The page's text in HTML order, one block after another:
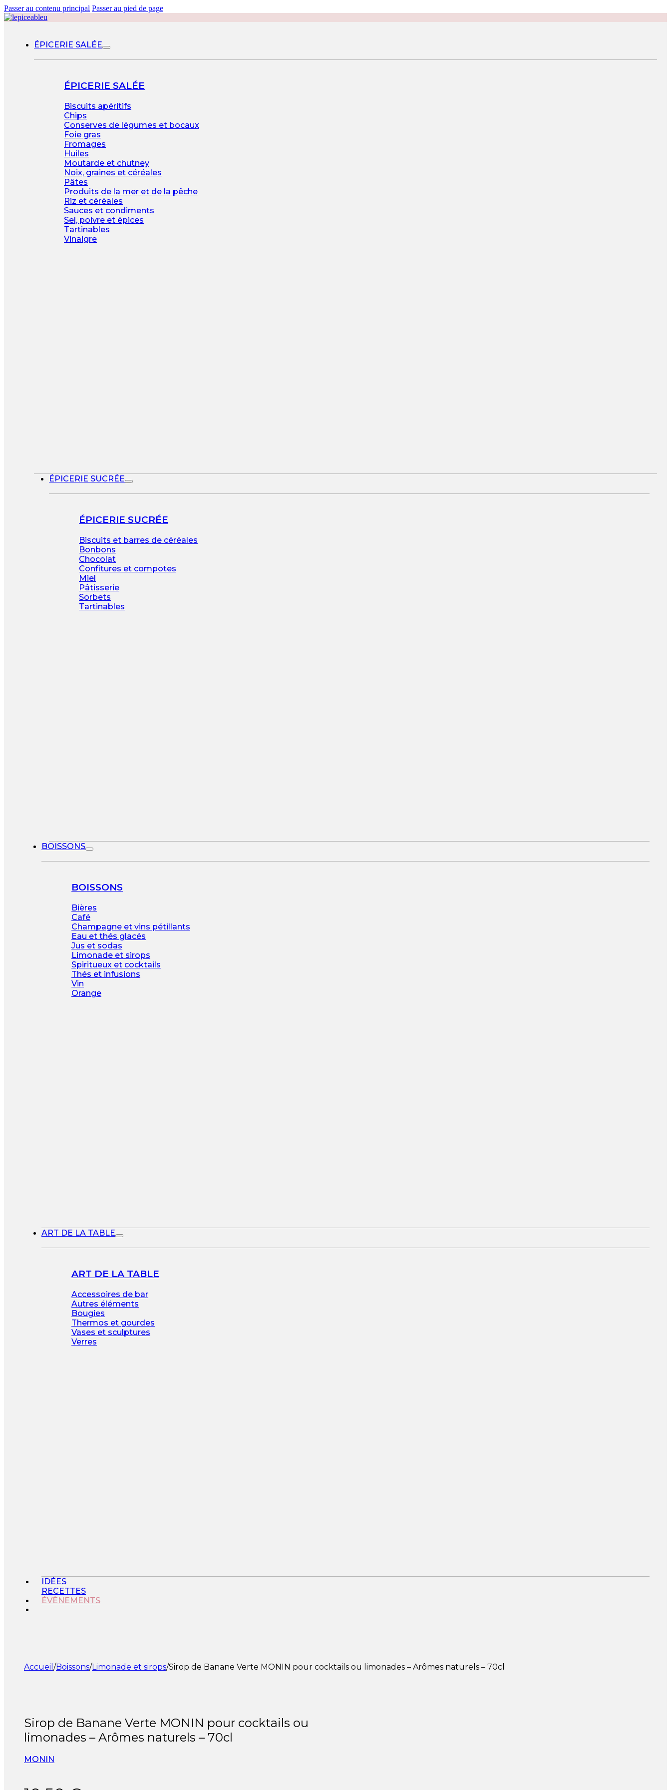
Passer au contenu principal Passer au pied de page
ÉPICERIE SALÉE
ÉPICERIE SALÉE
Biscuits apéritifs
Chips
Conserves de légumes et bocaux
Foie gras
Fromages
Huiles
Moutarde et chutney
Noix, graines et céréales
Pâtes
Produits de la mer et de la pêche
Riz et céréales
Sauces et condiments
Sel, poivre et épices
Tartinables
Vinaigre
ÉPICERIE SUCRÉE
ÉPICERIE SUCRÉE
Biscuits et barres de céréales
Bonbons
Chocolat
Confitures et compotes
Miel
Pâtisserie
Sorbets
Tartinables
BOISSONS
BOISSONS
Bières
Café
Champagne et vins pétillants
Eau et thés glacés
Jus et sodas
Limonade et sirops
Spiritueux et cocktails
Thés et infusions
Vin
Orange
ART DE LA TABLE
ART DE LA TABLE
Accessoires de bar
Autres éléments
Bougies
Thermos et gourdes
Vases et sculptures
Verres
IDÉES
RECETTES
ÉVÈNEMENTS
Accueil /Boissons/Limonade et sirops/Sirop de Banane Verte MONIN pour cocktails ou limonades – Arômes naturels – 70cl
Sirop de Banane Verte MONIN pour cocktails ou
limonades – Arômes naturels – 70cl
MONIN